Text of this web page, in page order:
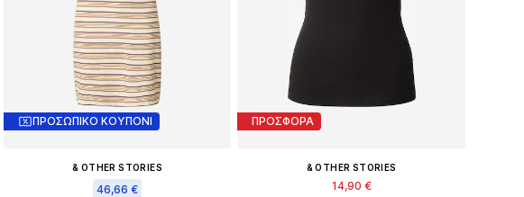
ΠΡΟΣΩΠΙΚΟ ΚΟΥΠΟΝΙ
& OTHER STORIES
46,66 €
ΠΡΟΣΦΟΡΑ
& OTHER STORIES
14,90 €